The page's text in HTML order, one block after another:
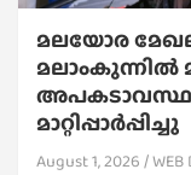
മലയോര
മലാംകുന്നിൽ
മാറ്റിപ്പാർപ്പിച്ചു
August 1, 2026 WEB